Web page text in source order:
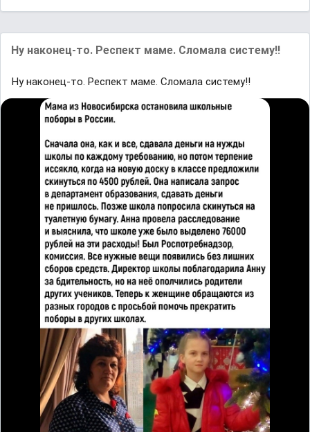
Ну наконец-то. Респект маме. Сломала систему!!
Ну наконец-то. Респект маме. Сломала систему!!